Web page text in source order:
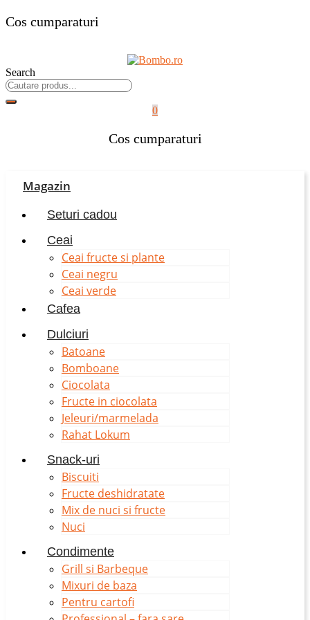
Cos cumparaturi
Search
0
Cos cumparaturi
Magazin
Seturi cadou
Ceai
Ceai fructe si plante
Ceai negru
Ceai verde
Cafea
Dulciuri
Batoane
Bomboane
Ciocolata
Fructe in ciocolata
Jeleuri/marmelada
Rahat Lokum
Snack-uri
Biscuiti
Fructe deshidratate
Mix de nuci si fructe
Nuci
Condimente
Grill si Barbeque
Mixuri de baza
Pentru cartofi